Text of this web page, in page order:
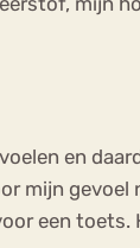
en
mijn gevoel
een